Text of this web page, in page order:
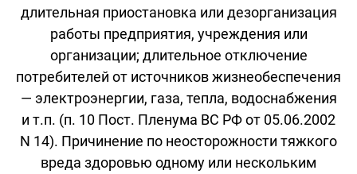
длительная приостановка или дезорганизация
работы предприятия, учреждения или
организации; длительное отключение
потребителей от источников жизнеобеспечения
— электроэнергии, газа, тепла, водоснабжения
и т.п. (п. 10 Пост. Пленума ВС РФ от 05.06.2002
N 14). Причинение по неосторожности тяжкого
вреда здоровью одному или нескольким